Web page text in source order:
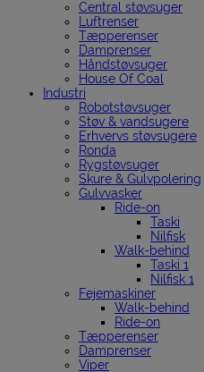
Central støvsuger
Luftrenser
Tæpperenser
Damprenser
Håndstøvsuger
House Of Coal
Industri
Robotstøvsuger
Støv & vandsugere
Erhvervs støvsugere
Ronda
Rygstøvsuger
Skure & Gulvpolering
Gulvvasker
Ride-on
Taski
Nilfisk
Walk-behind
Taski 1
Nilfisk 1
Fejemaskiner
Walk-behind
Ride-on
Tæpperenser
Damprenser
Viper